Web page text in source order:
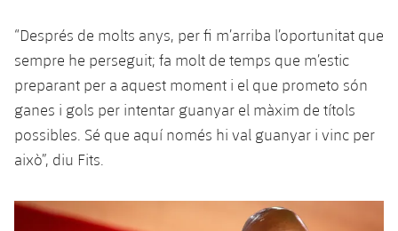
“Després de molts anys, per fi m’arriba l’oportunitat que
sempre he perseguit; fa molt de temps que m’estic
preparant per a aquest moment i el que prometo són
ganes i gols per intentar guanyar el màxim de títols
possibles. Sé que aquí només hi val guanyar i vinc per
això”, diu Fits.
Anterior
label.aria.chevronleft